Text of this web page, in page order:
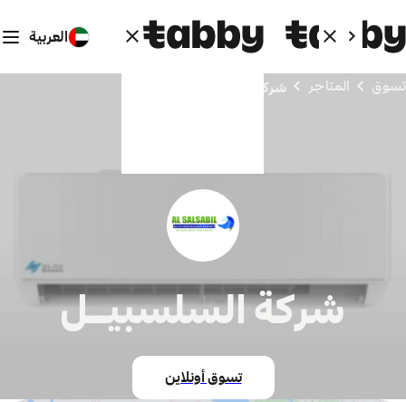
العربية
تسوق المتاجر شركة السلسبيـل
شركة السلسبيـل
تسوق أونلاين